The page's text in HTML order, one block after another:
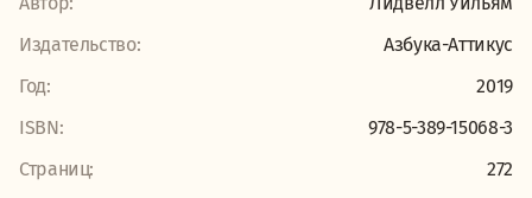
Издательство:
Азбука-Аттикус
Год:
2019
ISBN:
978-5-389-15068-3
Страниц:
272